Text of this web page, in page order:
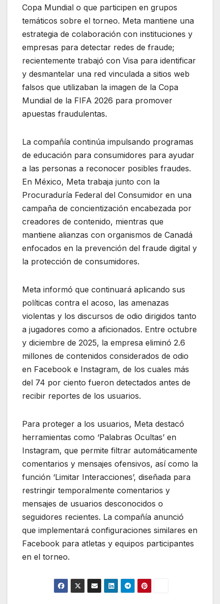
Copa Mundial o que participen en grupos
temáticos sobre el torneo. Meta mantiene una
estrategia de colaboración con instituciones y
empresas para detectar redes de fraude;
recientemente trabajó con Visa para identificar
y desmantelar una red vinculada a sitios web
falsos que utilizaban la imagen de la Copa
Mundial de la FIFA 2026 para promover
apuestas fraudulentas.
La compañía continúa impulsando programas
de educación para consumidores para ayudar
a las personas a reconocer posibles fraudes.
En México, Meta trabaja junto con la
Procuraduría Federal del Consumidor en una
campaña de concientización encabezada por
creadores de contenido, mientras que
mantiene alianzas con organismos de Canadá
enfocados en la prevención del fraude digital y
la protección de consumidores.
Meta informó que continuará aplicando sus
políticas contra el acoso, las amenazas
violentas y los discursos de odio dirigidos tanto
a jugadores como a aficionados. Entre octubre
y diciembre de 2025, la empresa eliminó 2.6
millones de contenidos considerados de odio
en Facebook e Instagram, de los cuales más
del 74 por ciento fueron detectados antes de
recibir reportes de los usuarios.
Para proteger a los usuarios, Meta destacó
herramientas como ‘Palabras Ocultas’ en
Instagram, que permite filtrar automáticamente
comentarios y mensajes ofensivos, así como la
función ‘Limitar Interacciones’, diseñada para
restringir temporalmente comentarios y
mensajes de usuarios desconocidos o
seguidores recientes. La compañía anunció
que implementará configuraciones similares en
Facebook para atletas y equipos participantes
en el torneo.